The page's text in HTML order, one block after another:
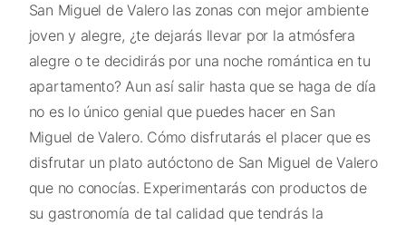
San Miguel de Valero las zonas con mejor ambiente
joven y alegre, ¿te dejarás llevar por la atmósfera
alegre o te decidirás por una noche romántica en tu
apartamento? Aun así salir hasta que se haga de día
no es lo único genial que puedes hacer en San
Miguel de Valero. Cómo disfrutarás el placer que es
disfrutar un plato autóctono de San Miguel de Valero
que no conocías. Experimentarás con productos de
su gastronomía de tal calidad que tendrás la